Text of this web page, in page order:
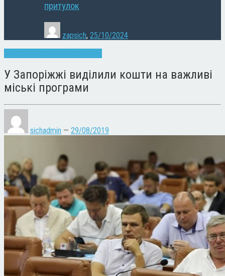
притулок
zapsich, 25/10/2024
У Запоріжжі виділили кошти на важливі
міські програми
sichadmin — 29/08/2019